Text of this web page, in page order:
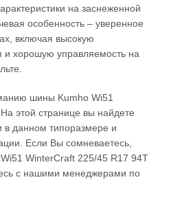
на заснеженной
особенность – уверенное
включая высокую
и хорошую управляемость на
шины Kumho Wi51
этой странице вы найдете
в данном типоразмере и
Если Вы сомневаетесь,
WinterCraft 225/45 R17 94T
с нашими менеджерами по